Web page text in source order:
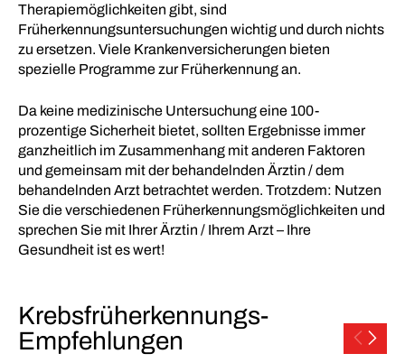
Therapiemöglichkeiten gibt, sind
Früherkennungsuntersuchungen wichtig und durch nichts
zu ersetzen. Viele Krankenversicherungen bieten
spezielle Programme zur Früherkennung an.
Da keine medizinische Untersuchung eine 100-
prozentige Sicherheit bietet, sollten Ergebnisse immer
ganzheitlich im Zusammenhang mit anderen Faktoren
und gemeinsam mit der behandelnden Ärztin / dem
behandelnden Arzt betrachtet werden. Trotzdem: Nutzen
Sie die verschiedenen Früherkennungsmöglichkeiten und
sprechen Sie mit Ihrer Ärztin / Ihrem Arzt – Ihre
Gesundheit ist es wert!
Krebsfrüherkennungs-
Empfehlungen